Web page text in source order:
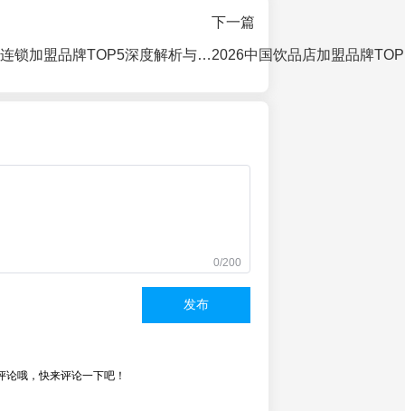
2026中国柠檬茶连锁加盟品牌TOP5深度解析与投资指南
下一篇
0/200
发布
论哦，快来评论一下吧！